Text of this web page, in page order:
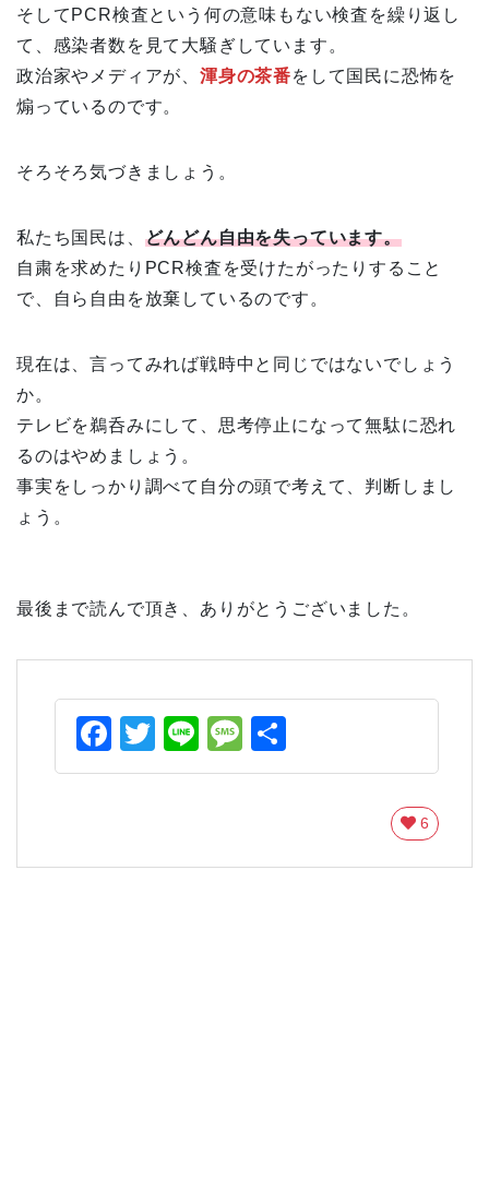
そしてPCR検査という何の意味もない検査を繰り返し
て、感染者数を見て大騒ぎしています。
政治家やメディアが、 渾身の茶番をして国民に恐怖を
煽っているのです。
そろそろ気づきましょう。
私たち国民は、 どんどん自由を失っています。
自粛を求めたりPCR検査を受けたがったりすること
で、自ら自由を放棄しているのです。
現在は、言ってみれば戦時中と同じではないでしょう
か。
テレビを鵜呑みにして、思考停止になって無駄に恐れ
るのはやめましょう。
事実をしっかり調べて自分の頭で考えて、判断しまし
ょう。
最後まで読んで頂き、ありがとうございました。
Facebook
Twitter
LineMessage
有
6